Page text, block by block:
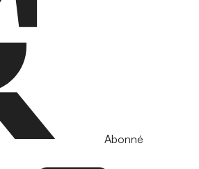
Abonné